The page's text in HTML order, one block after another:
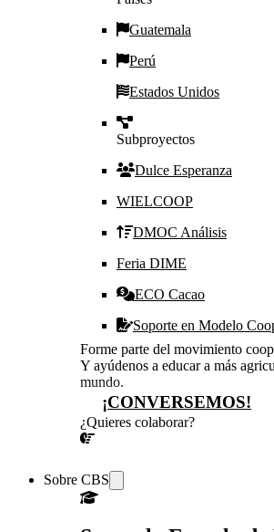
Guatemala
Perú
Estados Unidos
Subproyectos
Dulce Esperanza
WIELCOOP
DMOC Análisis
Feria DIME
ECO Cacao
Soporte en Modelo
Forme parte del movimiento
Y ayúdenos a educar a más
mundo.
¡CONVERSEMOS!
¿Quieres colaborar?
Sobre CBS